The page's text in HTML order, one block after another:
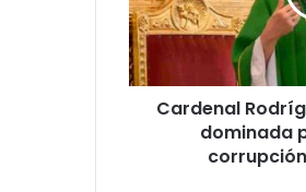
por
el
miedo,
la
corrupción
Cardenal
dominada